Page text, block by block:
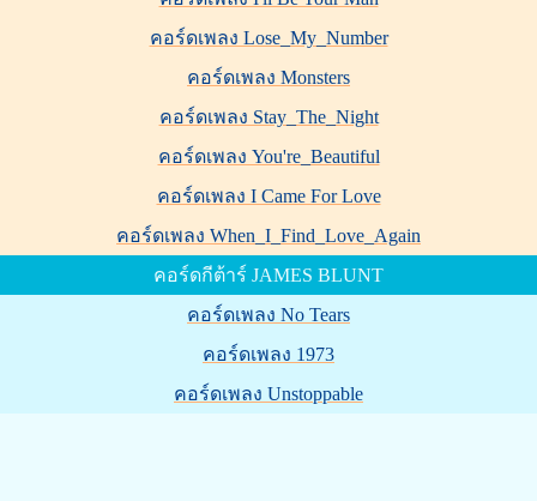
คอร์ดเพลง Lose_My_Number
คอร์ดเพลง Monsters
คอร์ดเพลง Stay_The_Night
คอร์ดเพลง You're_Beautiful
คอร์ดเพลง I Came For Love
คอร์ดเพลง When_I_Find_Love_Again
คอร์ดกีต้าร์ JAMES BLUNT
คอร์ดเพลง No Tears
คอร์ดเพลง 1973
คอร์ดเพลง Unstoppable